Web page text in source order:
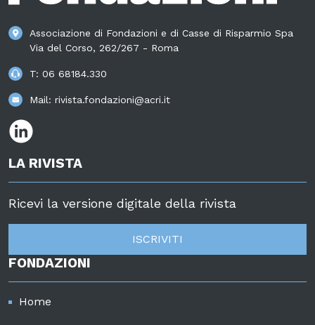
Associazione di Fondazioni e di Casse di Risparmio Spa
Via del Corso, 262/267 - Roma
T: 06 68184.330
Mail: rivista.fondazioni@acri.it
LA RIVISTA
Ricevi la versione digitale della rivista
ISCRIVITI
FONDAZIONI
Home